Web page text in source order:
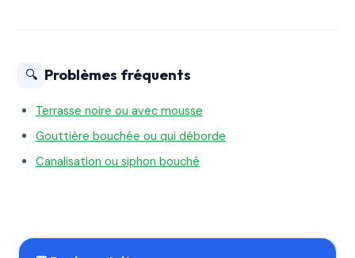
🔍 Problèmes fréquents
Terrasse noire ou avec mousse
Gouttière bouchée ou qui déborde
Canalisation ou siphon bouché